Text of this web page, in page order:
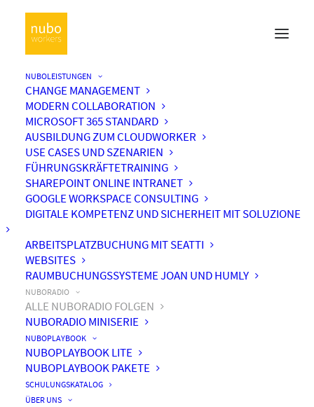
NUBOLEISTUNGEN
CHANGE MANAGEMENT
MODERN COLLABORATION
MICROSOFT 365 STANDARD
AUSBILDUNG ZUM CLOUDWORKER
USE CASES UND SZENARIEN
FÜHRUNGSKRÄFTETRAINING
SHAREPOINT ONLINE INTRANET
GOOGLE WORKSPACE CONSULTING
DIGITALE KOMPETENZ UND SICHERHEIT MIT SOLUZIONE
ARBEITSPLATZBUCHUNG MIT SEATTI
WEBSITES
RAUMBUCHUNGSSYSTEME JOAN UND HUMLY
NUBORADIO
ALLE NUBORADIO FOLGEN
NUBORADIO MINISERIE
NUBOPLAYBOOK
NUBOPLAYBOOK LITE
NUBOPLAYBOOK PAKETE
SCHULUNGSKATALOG
ÜBER UNS
by nuboworkers GmbH